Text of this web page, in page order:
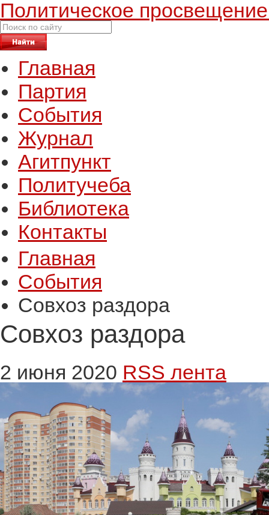
Политическое
Главная
Партия
События
Журнал
Агитпункт
Политучеба
Библиотека
Контакты
Главная
События
Совхоз раздора
Совхоз раздора
2 июня 2020 RSS лента